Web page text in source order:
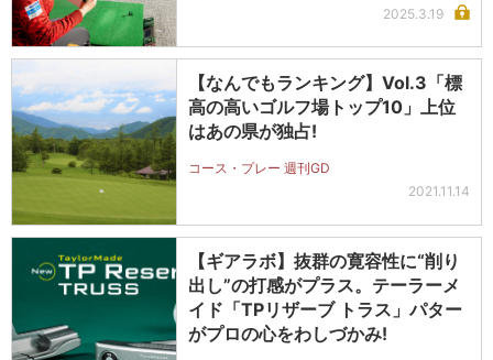
2025.3.19
【なんでもランキング】Vol.3「標
高の高いゴルフ場トップ10」上位
はあの県が独占!
コース・プレー 週刊GD
2021.11.14
【ギアラボ】抜群の寛容性に“削り
出し”の打感がプラス。テーラーメ
イド「TPリザーブ トラス」パター
がプロの心をわしづかみ!